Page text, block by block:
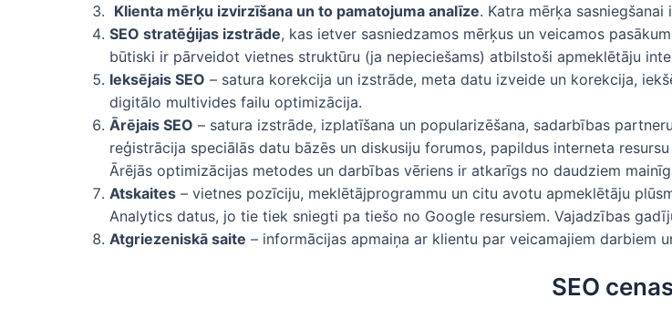
Klienta mērķu izvirzīšana un to pamatojuma analīze. Katra mērķa
SEO stratēģijas izstrāde, kas ietver sasniedzamos mērķus un veicamos
būtiski ir pārveidot vietnes struktūru (ja nepieciešams) atbilstoši apmeklētāju
Ieksējais SEO – satura korekcija un izstrāde, meta datu izveide un korekcija,
digitālo multivides failu optimizācija.
Ārējais SEO – satura izstrāde, izplatīšana un popularizēšana, sadarbības
reģistrācija speciālās datu bāzēs un diskusiju forumos, papildus interneta
Ārējās optimizācijas metodes un darbības vēriens ir atkarīgs no daudziem
Atskaites – vietnes pozīciju, meklētājprogrammu un citu avotu apmeklētāju
Analytics datus, jo tie tiek sniegti pa tiešo no Google resursiem. Vajadzības
Atgriezeniskā saite – informācijas apmaiņa ar klientu par veicamajiem darbiem
SEO